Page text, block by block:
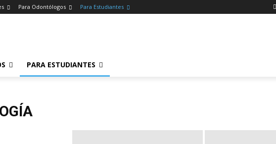
Para Odontólogos Para Estudiantes
PARA ESTUDIANTES